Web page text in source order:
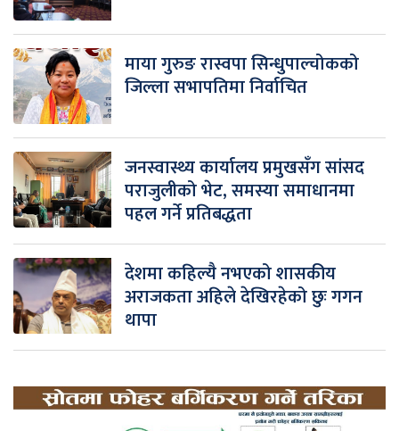
माया गुरुङ रास्वपा सिन्धुपाल्चोकको
जिल्ला सभापतिमा निर्वाचित
जनस्वास्थ्य कार्यालय प्रमुखसँग सांसद
पराजुलीको भेट, समस्या समाधानमा
पहल गर्ने प्रतिबद्धता
देशमा कहिल्यै नभएको शासकीय
अराजकता अहिले देखिरहेको छुः गगन
थापा